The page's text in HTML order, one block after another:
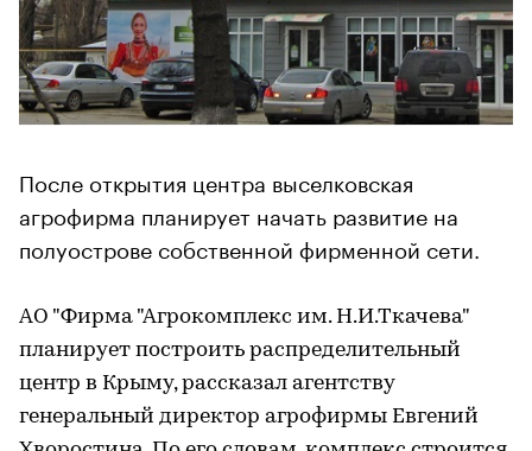
После открытия центра выселковская
агрофирма планирует начать развитие на
полуострове собственной фирменной сети.
АО "Фирма "Агрокомплекс им. Н.И.Ткачева"
планирует построить распределительный
центр в Крыму, рассказал агентству
генеральный директор агрофирмы Евгений